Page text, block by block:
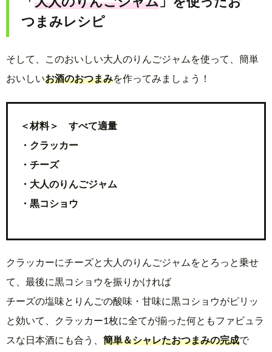
つまみレシピ
そして、このおいしい大人のりんごジャムを使って、簡単
おいしいお酒のおつまみを作ってみましょう！
＜材料＞ すべて適量
・クラッカー
・チーズ
・大人のりんごジャム
・黒コショウ
クラッカーにチーズと大人のりんごジャムをとろっと乗せ
て、最後に黒コショウを振りかければ
チーズの塩味とりんごの酸味・甘味に黒コショウがピリッ
と効いて、クラッカー1枚に全てが揃った何ともファビュラ
スな日本酒にも合う、 簡単＆シャレたおつまみの完成で